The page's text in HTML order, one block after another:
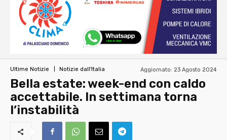
Ultime Notizie Notizie dall'Italia Aggiornato: 23 Agosto 2024
Bella estate: week-end con caldo
accettabile. In settimana torna
l’instabilità